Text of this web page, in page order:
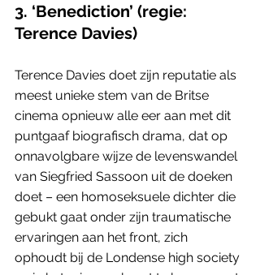
3. ‘Benediction’ (regie:
Terence Davies)
Terence Davies doet zijn reputatie als
meest unieke stem van de Britse
cinema opnieuw alle eer aan met dit
puntgaaf biografisch drama, dat op
onnavolgbare wijze de levenswandel
van Siegfried Sassoon uit de doeken
doet – een homoseksuele dichter die
gebukt gaat onder zijn traumatische
ervaringen aan het front, zich
ophoudt bij de Londense high society